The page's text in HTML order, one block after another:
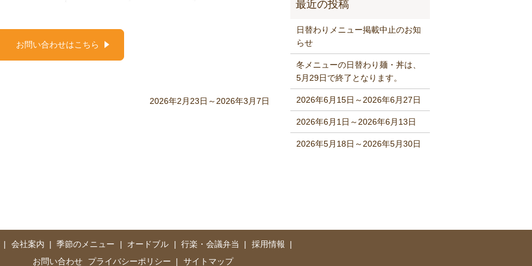
お問い合わせはこちら
2026年2月23日～2026年3月7日
日替わりメニュー掲載中止のお知
らせ
冬メニューの日替わり麺・丼は、
5月29日で終了となります。
2026年6月15日～2026年6月27日
2026年6月1日～2026年6月13日
2026年5月18日～2026年5月30日
会社案内 季節のメニュー オードブル 行楽・会議弁当
採用情報
お問い合わせ
プライバシーポリシー サイトマップ